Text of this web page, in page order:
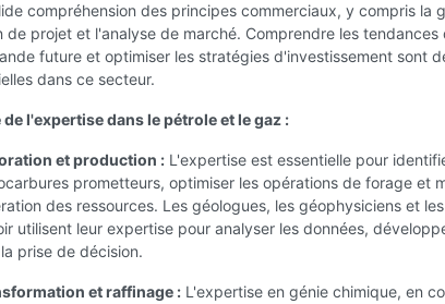
compréhension des principes commerciaux, y compris la
de projet et l'analyse de marché. Comprendre les
future et optimiser les stratégies d'investissement sont
dans ce secteur.
de l'expertise dans le pétrole et le gaz :
et production : L'expertise est essentielle pour
prometteurs, optimiser les opérations de forage et
des ressources. Les géologues, les géophysiciens et
utilisent leur expertise pour analyser les données,
prise de décision.
et raffinage : L'expertise en génie chimique, en